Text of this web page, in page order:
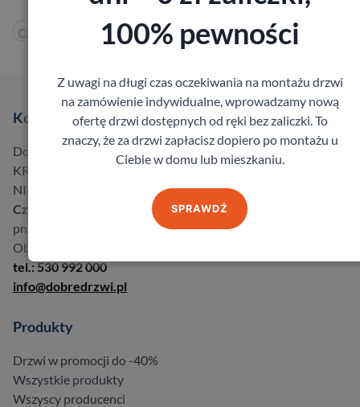
Kontakt
Dobre Drzwi Bukowski Sp.k.
KRS 0000612853,
NIP 8961550119
Czynne:
pn – pt: 08:00-18:00 so: 8:00-14:00
Obsługujemy na terenie
tel.: 530 992 000
info@dobredrzwi.pl
Produkty
Drzwi w promocji do -40%
Wszystkie produkty
Wszyscy producenci
100% pewności
Z uwagi na długi czas oczekiwania na montażu drzwi
na zamówienie indywidualne, wprowadzamy nową
ofertę drzwi dostępnych od ręki bez zaliczki. To
znaczy, że za drzwi zapłacisz dopiero po montażu u
Ciebie w domu lub mieszkaniu.
SPRAWDŹ